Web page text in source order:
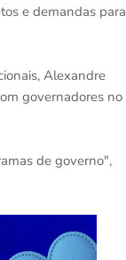
e demandas para
Alexandre
governadores no
de governo",